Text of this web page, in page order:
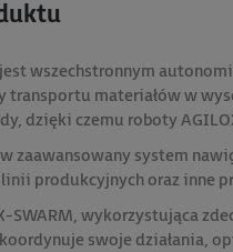
jest wszechstronnym
transportu materiałów w
dzięki czemu roboty
zaawansowany system
produkcyjnych oraz inne
SWARM, wykorzystująca
swoje działania,